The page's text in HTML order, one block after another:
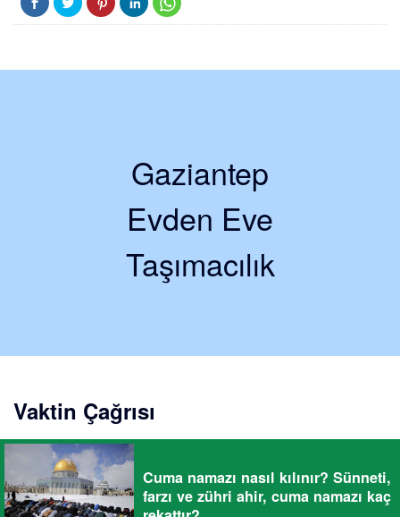
Gaziantep
Evden Eve
Taşımacılık
Vaktin Çağrısı
Cuma namazı nasıl kılınır? Sünneti,
farzı ve zühri ahir, cuma namazı kaç